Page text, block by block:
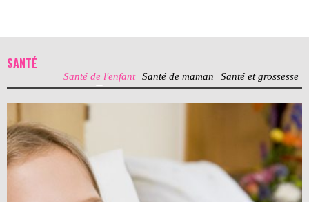
SANTÉ
Santé de l'enfant Santé de maman Santé et grossesse